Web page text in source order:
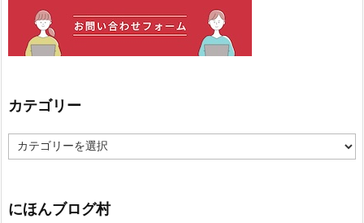
カテゴリー
テ
ー
にほんブログ村